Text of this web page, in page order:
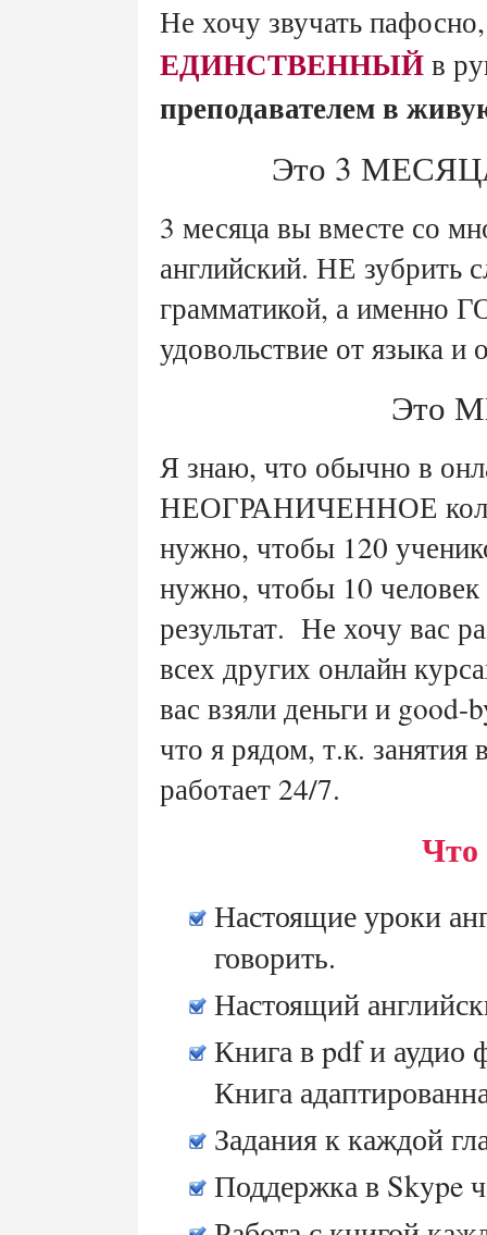
Не хочу звучать
ЕДИНСТВЕННЫЙ в
преподавателем в
Это 3
3 месяца вы вместе со
английский. НЕ зубрить
грамматикой, а именно
удовольствие от
Это
Я знаю, что обычно в
НЕОГРАНИЧЕННОЕ
нужно, чтобы 120
нужно, чтобы 10 человек
результат. Не хочу вас
всех других онлайн
вас взяли деньги и
что я рядом, т.к. занятия
работает 24/7.
Что
Настоящие уроки
говорить.
Настоящий
Книга в pdf и аудио
Книга
Задания к каждой
Поддержка в Skype